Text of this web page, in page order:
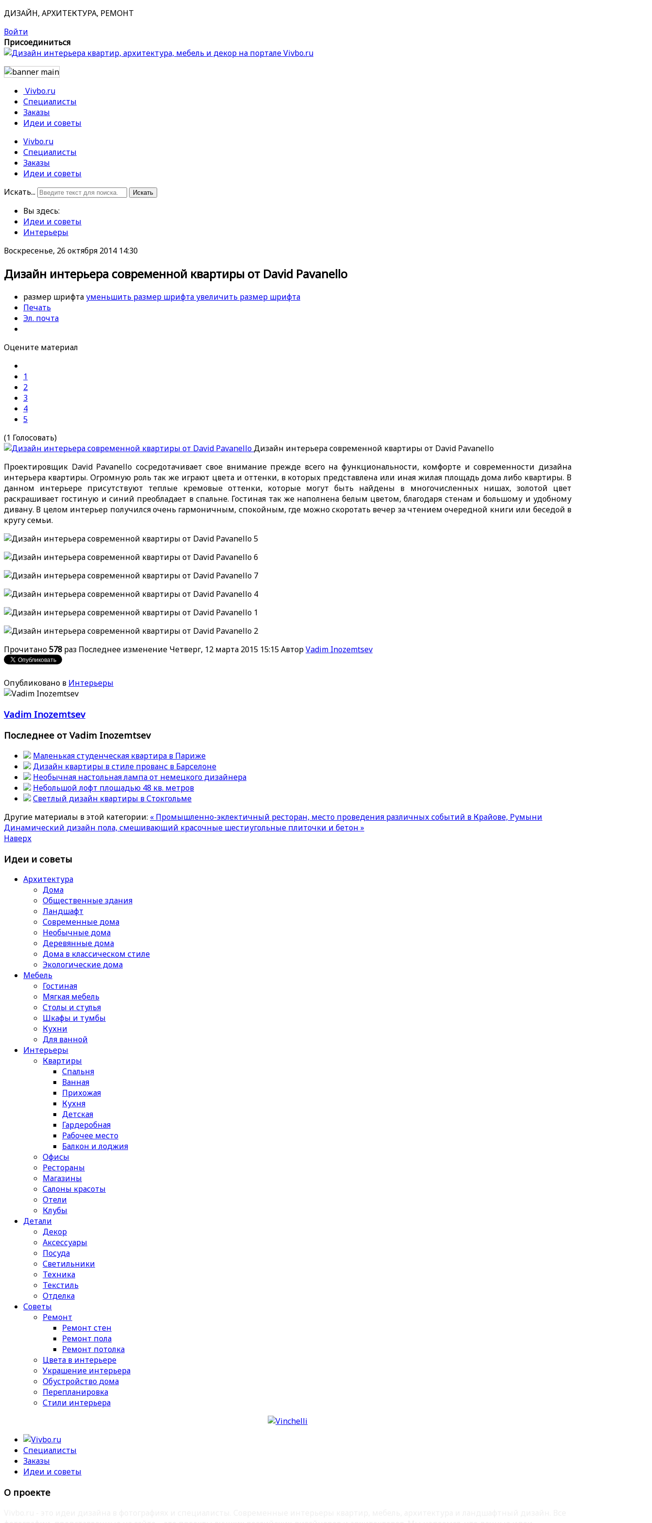
ДИЗАЙН, АРХИТЕКТУРА, РЕМОНТ
Войти
Присоединиться
Vivbo.ru
Специалисты
Заказы
Идеи и советы
Vivbo.ru
Специалисты
Заказы
Идеи и советы
Искать...
Искать
Вы здесь:
Идеи и советы
Интерьеры
Воскресенье, 26 октября 2014 14:30
Дизайн интерьера современной квартиры от David Pavanello
размер шрифта уменьшить размер шрифта увеличить размер шрифта
Печать
Эл. почта
Оцените материал
1
2
3
4
5
(1 Голосовать)
Дизайн интерьера современной квартиры от David Pavanello
Проектировщик David Pavanello сосредотачивает свое внимание прежде всего на функциональности, комфорте и современности дизайна
интерьера квартиры. Огромную роль так же играют цвета и оттенки, в которых представлена или иная жилая площадь дома либо квартиры. В
данном интерьере присутствуют теплые кремовые оттенки, которые могут быть найдены в многочисленных нишах, золотой цвет
раскрашивает гостиную и синий преобладает в спальне. Гостиная так же наполнена белым цветом, благодаря стенам и большому и удобному
дивану. В целом интерьер получился очень гармоничным, спокойным, где можно скоротать вечер за чтением очередной книги или беседой в
кругу семьи.
Прочитано578 раз Последнее изменение Четверг, 12 марта 2015 15:15АвторVadim Inozemtsev
Опубликовано в Интерьеры
Vadim Inozemtsev
Последнее от Vadim Inozemtsev
Маленькая студенческая квартира в Париже
Дизайн квартиры в стиле прованс в Барселоне
Необычная настольная лампа от немецкого дизайнера
Небольшой лофт площадью 48 кв. метров
Светлый дизайн квартиры в Стокгольме
Другие материалы в этой категории: « Промышленно-эклектичный ресторан, место проведения различных событий в Крайове, Румыни
Динамический дизайн пола, смешивающий красочные шестиугольные плиточки и бетон »
Наверх
Идеи и советы
Архитектура
Дома
Общественные здания
Ландшафт
Современные дома
Необычные дома
Деревянные дома
Дома в классическом стиле
Экологические дома
Мебель
Гостиная
Мягкая мебель
Столы и стулья
Шкафы и тумбы
Кухни
Для ванной
Интерьеры
Квартиры
Спальня
Ванная
Прихожая
Кухня
Детская
Гардеробная
Рабочее место
Балкон и лоджия
Офисы
Рестораны
Магазины
Салоны красоты
Отели
Клубы
Детали
Декор
Аксессуары
Посуда
Светильники
Техника
Текстиль
Отделка
Советы
Ремонт
Ремонт стен
Ремонт пола
Ремонт потолка
Цвета в интерьере
Украшение интерьера
Обустройство дома
Перепланировка
Стили интерьера
Специалисты
Заказы
Идеи и советы
О проекте